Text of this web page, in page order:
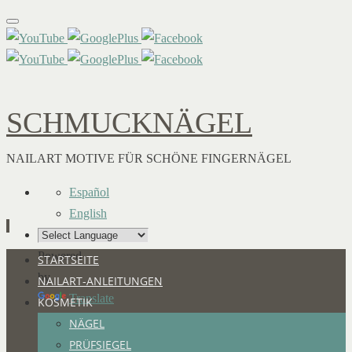
SCHMUCKNÄGEL
NAILART MOTIVE FÜR SCHÖNE FINGERNÄGEL
Español
English
Powered
by
Translate
Zum
Inhalt
springen
STARTSEITE
NAILART-ANLEITUNGEN
KOSMETIK
NÄGEL
PRÜFSIEGEL